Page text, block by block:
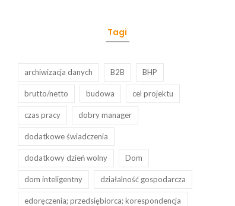
Tagi
archiwizacja danych B2B BHP
brutto/netto budowa cel projektu
czas pracy dobry manager
dodatkowe świadczenia
dodatkowy dzień wolny Dom
dom inteligentny działalność gospodarcza
edoręczenia; przedsiębiorca; korespondencja